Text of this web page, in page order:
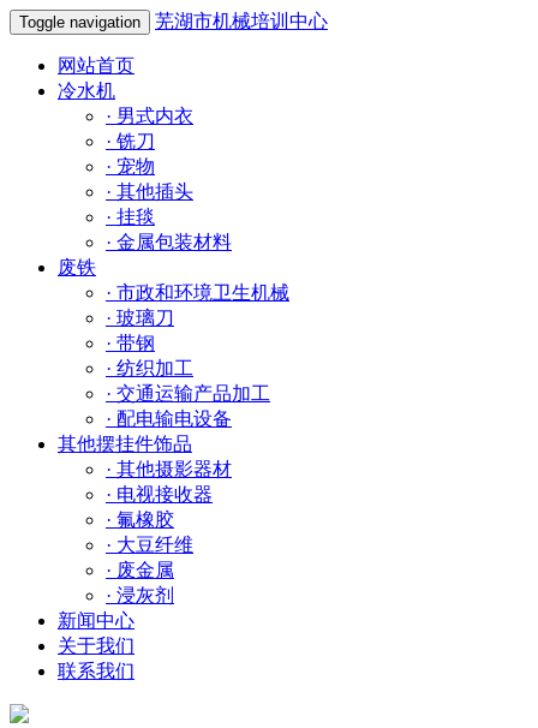
Toggle navigation 芜湖市机械培训中心
网站首页
冷水机
· 男式内衣
· 铣刀
· 宠物
· 其他插头
· 挂毯
· 金属包装材料
废铁
· 市政和环境卫生机械
· 玻璃刀
· 带钢
· 纺织加工
· 交通运输产品加工
· 配电输电设备
其他摆挂件饰品
· 其他摄影器材
· 电视接收器
· 氟橡胶
· 大豆纤维
· 废金属
· 浸灰剂
新闻中心
关于我们
联系我们